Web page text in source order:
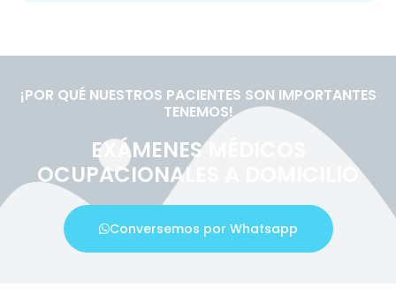
¡POR QUÉ NUESTROS PACIENTES SON IMPORTANTES
TENEMOS!
EXÁMENES MÉDICOS
OCUPACIONALES A DOMICILIO
Conversemos por Whatsapp